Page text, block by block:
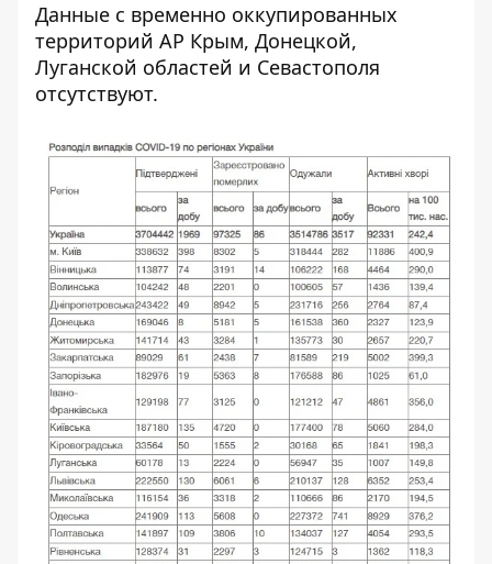
Данные с временно оккупированных
территорий АР Крым, Донецкой,
Луганской областей и Севастополя
отсутствуют.